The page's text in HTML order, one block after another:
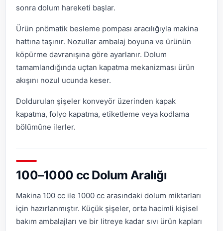
sonra dolum hareketi başlar.
Ürün pnömatik besleme pompası aracılığıyla makina
hattına taşınır. Nozullar ambalaj boyuna ve ürünün
köpürme davranışına göre ayarlanır. Dolum
tamamlandığında uçtan kapatma mekanizması ürün
akışını nozul ucunda keser.
Doldurulan şişeler konveyör üzerinden kapak
kapatma, folyo kapatma, etiketleme veya kodlama
bölümüne ilerler.
100–1000 cc Dolum Aralığı
Makina 100 cc ile 1000 cc arasındaki dolum miktarları
için hazırlanmıştır. Küçük şişeler, orta hacimli kişisel
bakım ambalajları ve bir litreye kadar sıvı ürün kapları